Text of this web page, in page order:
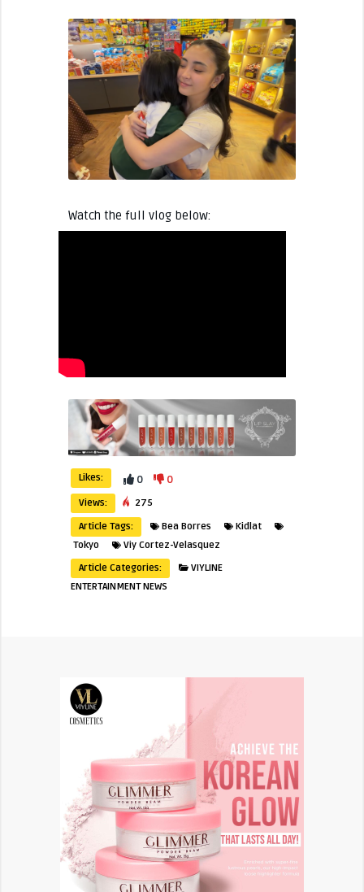
Watch the full vlog below:
Likes: 0 0
Views:
275
Article Tags:
Bea Borres
Kidlat
Tokyo
Viy Cortez-Velasquez
Article Categories:
VIYLINE
ENTERTAINMENT NEWS